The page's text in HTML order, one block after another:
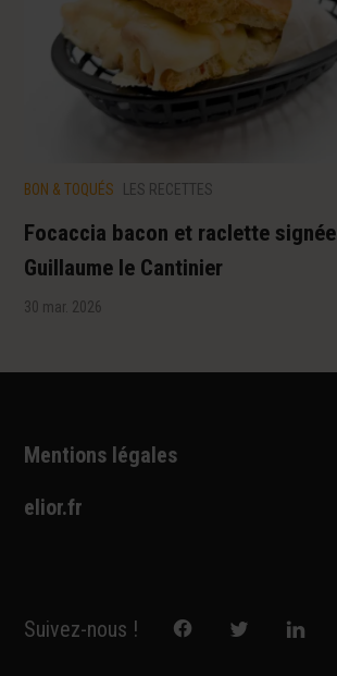
BON & TOQUÉS LES RECETTES
Focaccia bacon et raclette signée
Guillaume le Cantinier
30 mar. 2026
Mentions légales
elior.fr
Suivez-nous !